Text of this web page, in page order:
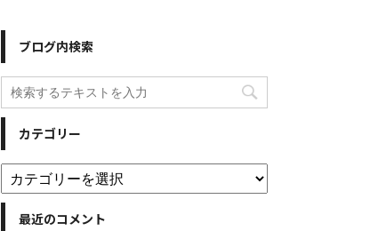
ブログ内検索
カテゴリー
最近のコメント